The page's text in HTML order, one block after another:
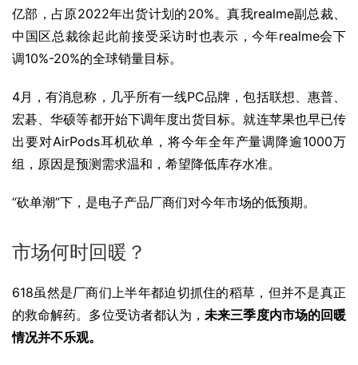
亿部，占原2022年出货计划的20%。真我realme副总裁、
中国区总裁徐起此前接受采访时也表示，今年realme会下
调10%-20%的全球销量目标。
4月，有消息称，几乎所有一线PC品牌，包括联想 惠普
宏碁 、华硕等都开始下调年度出货目标。就连苹果也早已传
出要对AirPods耳机砍单，将今年全年产量调降逾1000万
组，原因是预测需求温和，希望降低库存水准。
“砍单潮”下，是电子产品厂商们对今年市场的低预期。
市场何时回暖？
618虽然是厂商们上半年都迫切抓住的稻草，但并不是真正
的救命解药。多位受访者都认为，未来三季度内市场的回暖
情况并不乐观。